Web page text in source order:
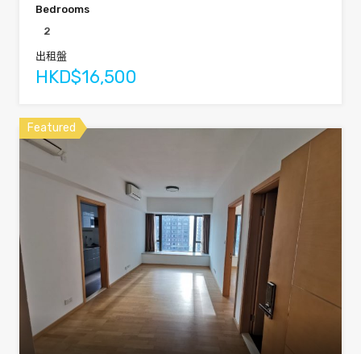
Bedrooms
2
出租盤
HKD$16,500
Featured